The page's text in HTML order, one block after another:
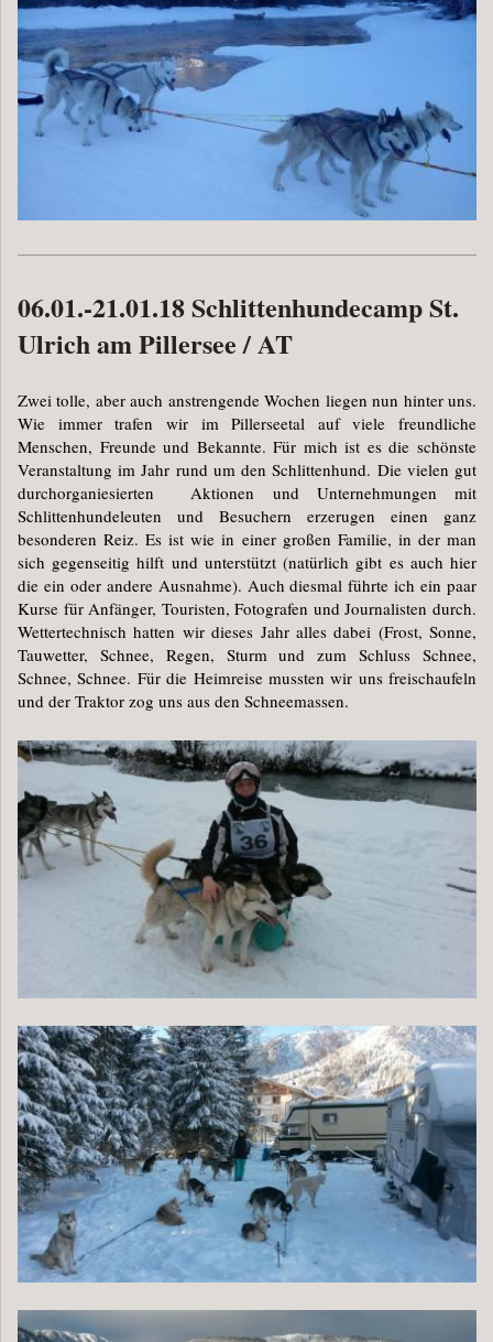
06.01.-21.01.18 Schlittenhundecamp St.
Ulrich am Pillersee / AT
Zwei tolle, aber auch anstrengende Wochen liegen nun hinter uns.
Wie immer trafen wir im Pillerseetal auf viele freundliche
Menschen, Freunde und Bekannte. Für mich ist es die schönste
Veranstaltung im Jahr rund um den Schlittenhund. Die vielen gut
durchorganiesierten Aktionen und Unternehmungen mit
Schlittenhundeleuten und Besuchern erzerugen einen ganz
besonderen Reiz. Es ist wie in einer großen Familie, in der man
sich gegenseitig hilft und unterstützt (natürlich gibt es auch hier
die ein oder andere Ausnahme). Auch diesmal führte ich ein paar
Kurse für Anfänger, Touristen, Fotografen und Journalisten durch.
Wettertechnisch hatten wir dieses Jahr alles dabei (Frost, Sonne,
Tauwetter, Schnee, Regen, Sturm und zum Schluss Schnee,
Schnee, Schnee. Für die Heimreise mussten wir uns freischaufeln
und der Traktor zog uns aus den Schneemassen.